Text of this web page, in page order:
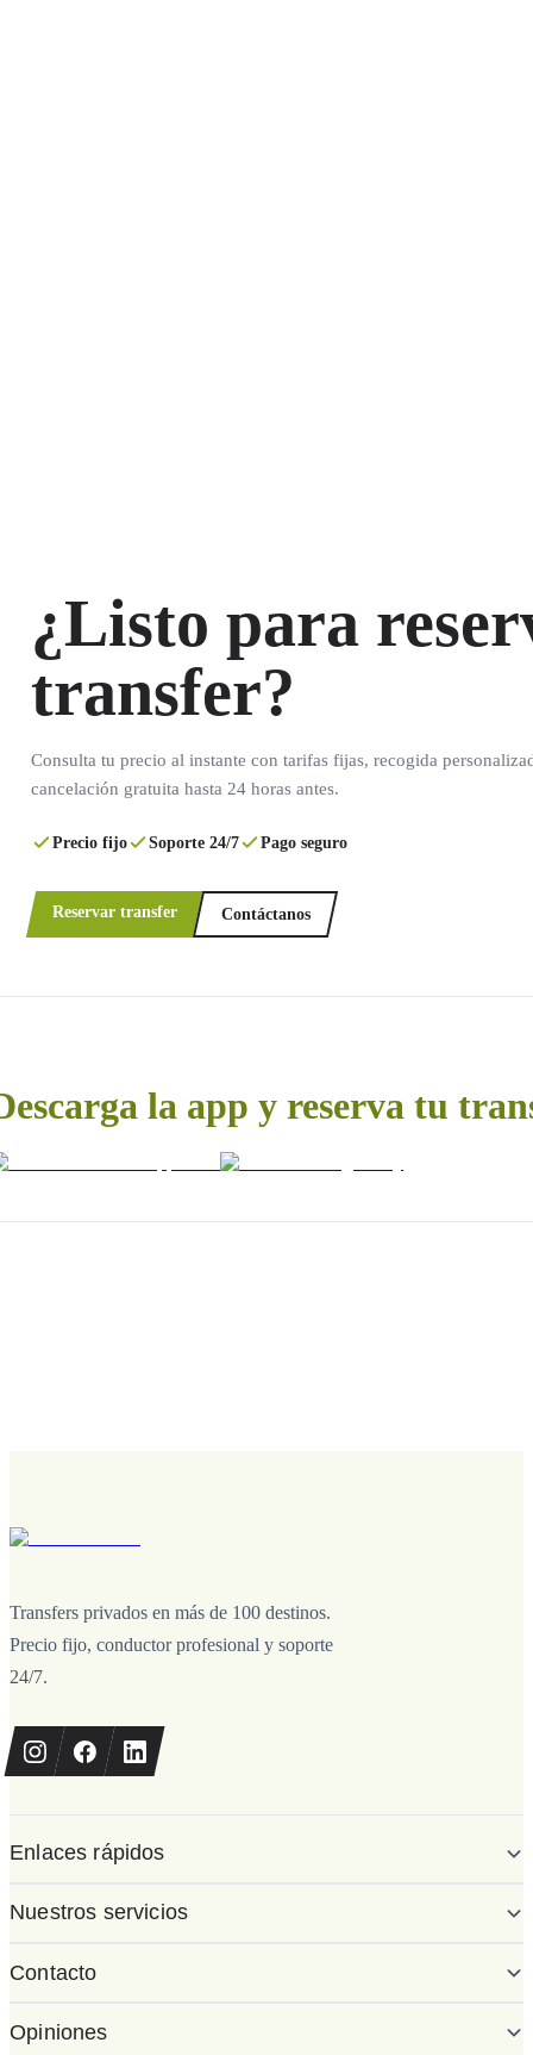
¿Listo para
transfer?
Consulta tu precio al instante con tarifas fijas, recogida
cancelación gratuita hasta 24 horas antes.
Precio fijo Soporte 24/7 Pago seguro
Reservar transfer Contáctanos
la app y reserva tu
Transfers privados en más de 100 destinos.
Precio fijo, conductor profesional y soporte
24/7.
Enlaces rápidos
Nuestros servicios
Contacto
Opiniones